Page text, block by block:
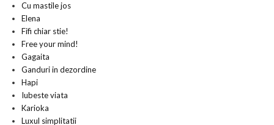
Cu mastile jos
Elena
Fifi chiar stie!
Free your mind!
Gagaita
Ganduri in dezordine
Hapi
Iubeste viata
Karioka
Luxul simplitatii